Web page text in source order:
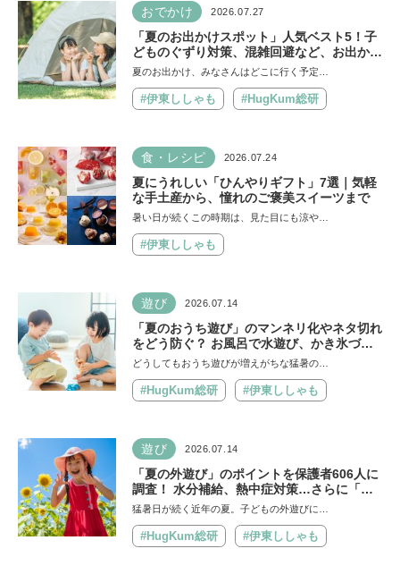
おでかけ 2026.07.27
「夏のお出かけスポット」人気ベスト5！子
どものぐずり対策、混雑回避など、お出かけ
のポイントを保護者1,217人に調査
夏のお出かけ、みなさんはどこに行く予定…
#伊東ししゃも #HugKum総研
食・レシピ 2026.07.24
夏にうれしい「ひんやりギフト」7選｜気軽
な手土産から、憧れのご褒美スイーツまで
暑い日が続くこの時期は、見た目にも涼や…
#伊東ししゃも
遊び 2026.07.14
「夏のおうち遊び」のマンネリ化やネタ切れ
をどう防ぐ？ お風呂で水遊び、かき氷づく
りなど…保護者606人に聞いたアイデアを紹
どうしてもおうち遊びが増えがちな猛暑の…
#HugKum総研 #伊東ししゃも
遊び 2026.07.14
「夏の外遊び」のポイントを保護者606人に
調査！ 水分補給、熱中症対策…さらに「猛
暑ならではの遊びアイデア」も【HugKum
猛暑日が続く近年の夏。子どもの外遊びに…
#HugKum総研 #伊東ししゃも